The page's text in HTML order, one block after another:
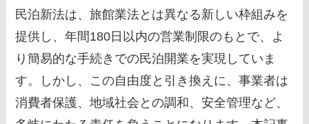
民泊新法は、旅館業法とは異なる新しい枠組みを
提供し、年間180日以内の営業制限のもとで、よ
り簡易的な手続きでの民泊開業を実現していま
す。しかし、この自由度と引き換えに、事業者は
消費者保護、地域社会との調和、安全管理など、